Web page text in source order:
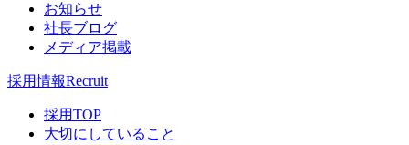
お知らせ
社長ブログ
メディア掲載
採用情報Recruit
採用TOP
大切にしていること